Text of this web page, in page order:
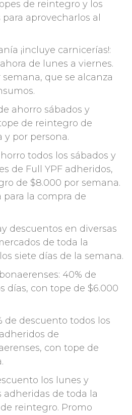
de reintegro y los
aprovecharlos al
¡incluye carnicerías!:
de lunes a viernes.
que se alcanza
ahorro sábados y
de reintegro de
y por persona.
todos los sábados y
de Full YPF adheridos,
de $8.000 por semana.
para la compra de
descuentos en diversas
de toda la
siete días de la semana.
40% de
días, con tope de $6.000
de descuento todos los
de
con tope de
los lunes y
adheridas de toda la
reintegro. Promo